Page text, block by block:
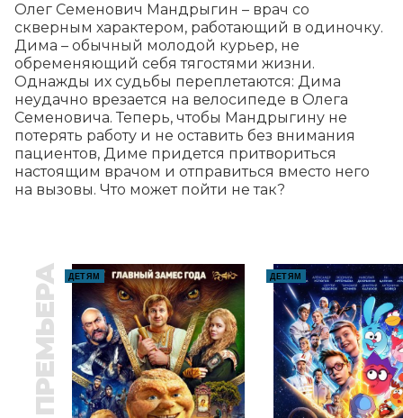
Олег Семенович Мандрыгин – врач со
скверным характером, работающий в одиночку.
Дима – обычный молодой курьер, не
обременяющий себя тягостями жизни.
Однажды их судьбы переплетаются: Дима
неудачно врезается на велосипеде в Олега
Семеновича. Теперь, чтобы Мандрыгину не
потерять работу и не оставить без внимания
пациентов, Диме придется притвориться
настоящим врачом и отправиться вместо него
на вызовы. Что может пойти не так?
ПРЕМЬЕРА ДЕТЯМ ДЕТЯМ